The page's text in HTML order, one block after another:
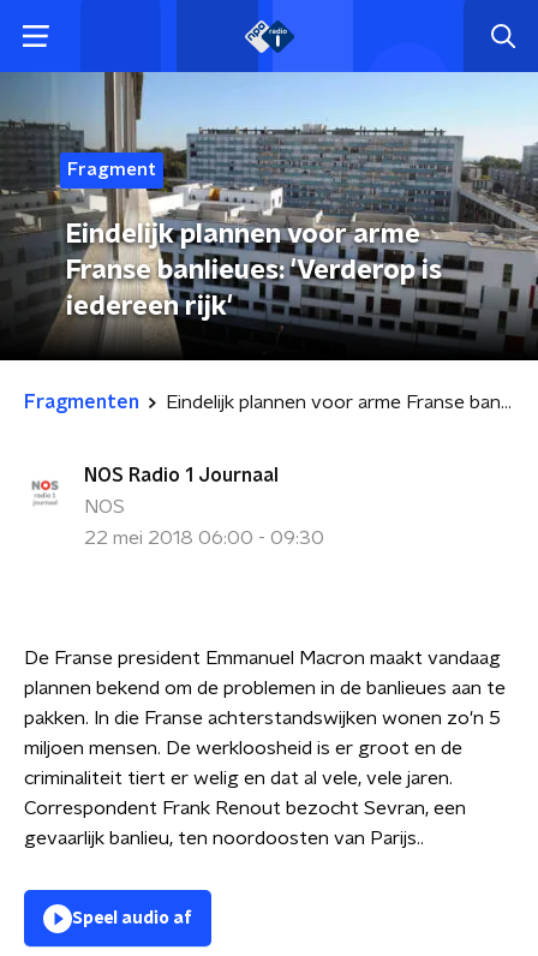
Fragment
Eindelijk plannen voor arme
Franse banlieues: 'Verderop is
iedereen rijk'
Fragmenten Eindelijk plannen voor arme Franse banlieues: 'Verderop is iedereen rijk'
NOS Radio 1 Journaal
NOS
22 mei 2018 06:00 - 09:30
De Franse president Emmanuel Macron maakt vandaag
plannen bekend om de problemen in de banlieues aan te
pakken. In die Franse achterstandswijken wonen zo'n 5
miljoen mensen. De werkloosheid is er groot en de
criminaliteit tiert er welig en dat al vele, vele jaren.
Correspondent Frank Renout bezocht Sevran, een
gevaarlijk banlieu, ten noordoosten van Parijs..
Speel audio af